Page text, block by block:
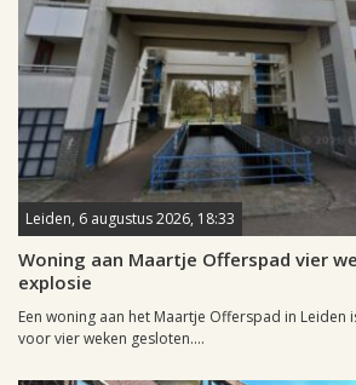
Leiden, 6 augustus 2026, 18:33
Woning aan Maartje Offerspad vier
explosie
Een woning aan het Maartje Offerspad in
voor vier weken gesloten....